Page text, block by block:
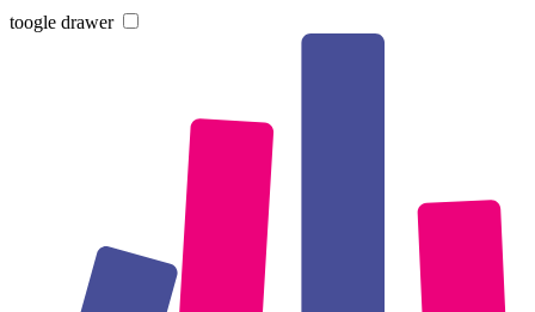
toogle drawer